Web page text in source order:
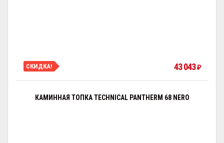
СКИДКА! 43 043₽
КАМИННАЯ ТОПКА TECHNICAL PANTHERM 68 NERO